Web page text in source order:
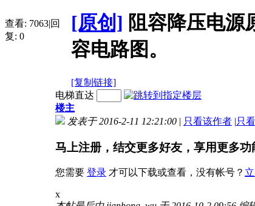
查看: 7063|回
复: 0
[原创] 阻容降压电源
容电路图。
[复制链接]
电梯直达
楼主
发表于 2016-2-11 12:21:00 | 只看该作者 |只
马上注册，结交更多好友，享用更多功
您需要 登录 才可以下载或查看，没有帐号？
x